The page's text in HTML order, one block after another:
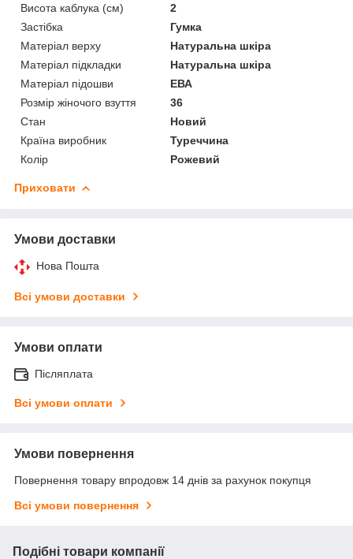
Висота каблука (см)
2
Застібка
Гумка
Матеріал верху
Натуральна шкіра
Матеріал підкладки
Натуральна шкіра
Матеріал підошви
ЕВА
Розмір жіночого взуття
36
Стан
Новий
Країна виробник
Туреччина
Колір
Рожевий
Приховати
Умови доставки
Нова Пошта
Всі умови доставки
Умови оплати
Післяплата
Всі умови оплати
Умови повернення
Повернення товару впродовж 14 днів за рахунок покупця
Всі умови повернення
Подібні товари компанії